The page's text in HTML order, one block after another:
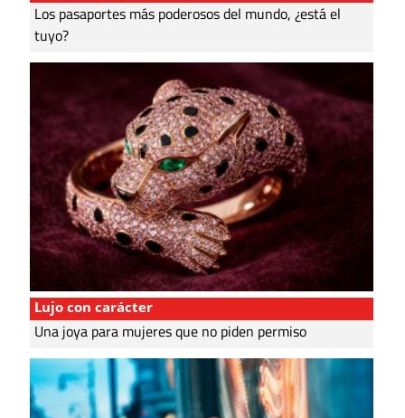
Los pasaportes más poderosos del mundo, ¿está el
tuyo?
Lujo con carácter
Una joya para mujeres que no piden permiso